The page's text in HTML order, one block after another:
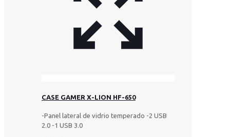
CASE GAMER X-LION HF-650
-Panel lateral de vidrio temperado -2 USB
2.0 -1 USB 3.0